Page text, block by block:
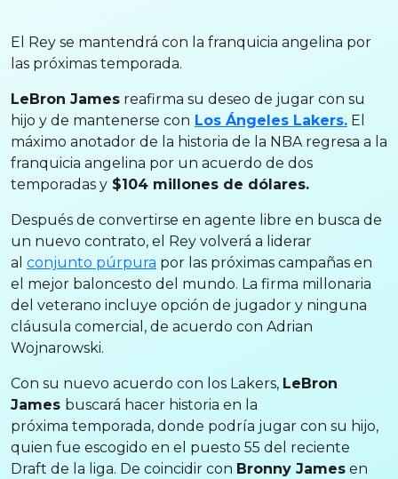
El Rey se mantendrá con la franquicia angelina por
las próximas temporada.
LeBron James reafirma su deseo de jugar con su
hijo y de mantenerse con Los Ángeles Lakers. El
máximo anotador de la historia de la NBA regresa a la
franquicia angelina por un acuerdo de dos
temporadas y $104 millones de dólares.
Después de convertirse en agente libre en busca de
un nuevo contrato, el Rey volverá a liderar
al conjunto púrpura por las próximas campañas en
el mejor baloncesto del mundo. La firma millonaria
del veterano incluye opción de jugador y ninguna
cláusula comercial, de acuerdo con Adrian
Wojnarowski.
Con su nuevo acuerdo con los Lakers, LeBron
James buscará hacer historia en la
próxima temporada, donde podría jugar con su hijo,
quien fue escogido en el puesto 55 del reciente
Draft de la liga. De coincidir con Bronny James en